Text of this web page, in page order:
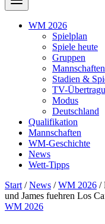
WM 2026
Spielplan
Spiele heute
Gruppen
Mannschaften
Stadien &
TV-
Modus
Deutschland
Qualifikation
Mannschaften
WM-Geschichte
News
Wett-Tipps
Start /News /WM 2026 /
und James fuehren Los
WM 2026